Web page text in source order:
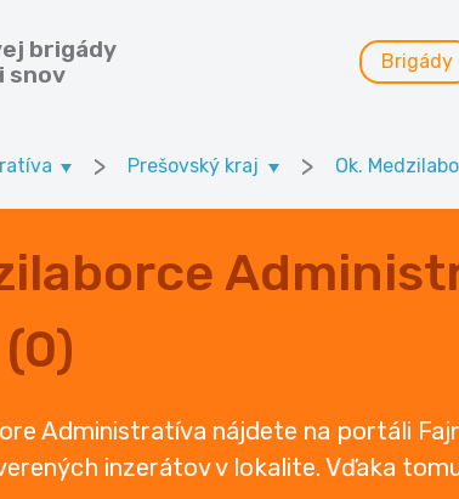
brigády
snov
Brigády
> Prešovský kraj > Ok.
Administratíva nájdete na portáli
inzerátov v lokalite. Vďaka